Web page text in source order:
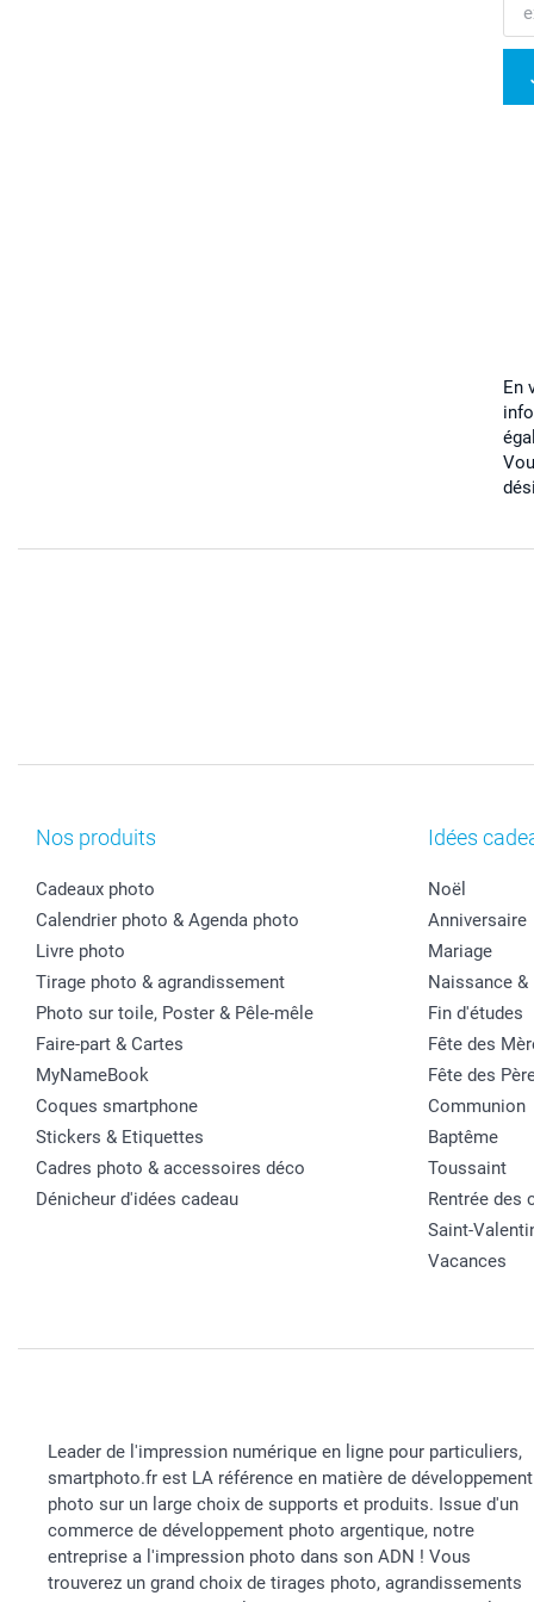
En
Nos produits
Cadeaux photo
Calendrier photo & Agenda photo
Livre photo
Tirage photo & agrandissement
Photo sur toile, Poster & Pêle-mêle
Faire-part & Cartes
MyNameBook
Coques smartphone
Stickers & Etiquettes
Cadres photo & accessoires déco
Dénicheur d'idées cadeau
Idées
Noël
Anniversaire
Mariage
Naissance &
Fin d'études
Fête des
Fête des
Communion
Baptême
Toussaint
Rentrée des
Saint-
Vacances
Leader de l'impression numérique en ligne pour particuliers,
smartphoto.fr est LA référence en matière de développement
photo sur un large choix de supports et produits. Issue d'un
commerce de développement photo argentique, notre
entreprise a l'impression photo dans son ADN ! Vous
trouverez un grand choix de tirages photo, agrandissements